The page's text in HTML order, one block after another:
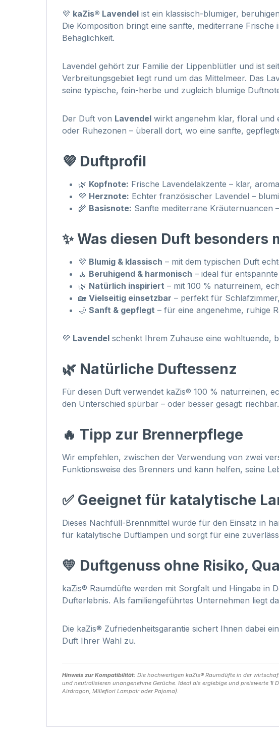
💜 kaZis® Lavendel ist ein klassisch-blumiger,
Die Komposition bringt eine sanfte, mediterrane
Behaglichkeit.
Lavendel gehört zur Familie der Lippenblütler und ist
Verbreitungsgebiet liegt rund um das Mittelmeer. Das
seine typische, fein-herbe und zugleich blumige
Der Duft von Lavendel wirkt angenehm klar, floral und
oder Ruhezonen – überall dort, wo eine sanfte,
💜 Duftprofil
🌿 Kopfnote: Frische Lavendelakzente – klar,
💜 Herznote: Echter französischer Lavendel –
🌾 Basisnote: Sanfte mediterrane Kräuternuancen
✨ Was diesen Duft besonders
💜 Blumig & klassisch – mit dem typischen Duft
🧘 Beruhigend & harmonisch – ideal für
🌿 Natürlich inspiriert – mit 100 % naturreinem,
🏡 Vielseitig einsetzbar – perfekt für
🌙 Sanft & gepflegt – für eine angenehme, ruhige
💜 Lavendel schenkt Ihrem Zuhause eine wohltuende,
🌿 Natürliche Duftessenz
Für diesen Duft verwendet kaZis® 100 % naturreinen,
den Unterschied spürbar – oder besser gesagt: riechbar.
🔥 Tipp zur Brennerpflege
Wir empfehlen, zwischen der Verwendung von zwei
Funktionsweise des Brenners und kann helfen, seine
✅ Geeignet für katalytische
Dieses Nachfüll-Brennmittel wurde für den Einsatz in
für katalytische Duftlampen und sorgt für eine
💛 Duftgenuss ohne Risiko,
kaZis® Raumdüfte werden mit Sorgfalt und Hingabe in
Dufterlebnis. Als familiengeführtes Unternehmen liegt
Die kaZis® Zufriedenheitsgarantie sichert Ihnen dabei
Duft Ihrer Wahl zu.
Hinweis zur Kompatibilität: Die hochwertigen kaZis® Raumdüfte in der
und neutralisieren unangenehme Gerüche. Ideal als ergiebige und preiswerte
Airdragon, Millefiori Lampair oder Pajoma).